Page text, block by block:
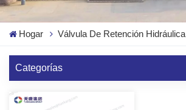
Hogar Válvula De Retención Hidráulica
Categorías